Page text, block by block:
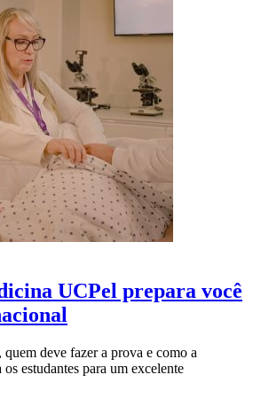
UCPel prepara você
quem deve fazer a prova e como a
estudantes para um excelente